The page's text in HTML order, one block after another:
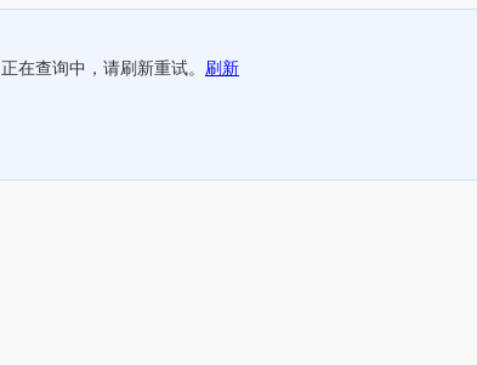
正在查询中，请刷新重试。 刷新